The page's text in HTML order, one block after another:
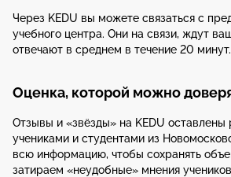
Через KEDU вы можете связаться с
учебного центра. Они на связи, ждут
отвечают в среднем в течение 20 минут.
Оценка, которой можно
Отзывы и «звёзды» на KEDU оставлены
учениками и студентами из
всю информацию, чтобы сохранять
затираем «неудобные» мнения